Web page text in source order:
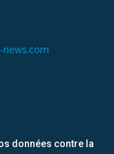
news.com
données contre la